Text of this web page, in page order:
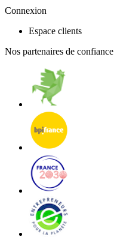
Connexion
Espace clients
Nos partenaires de confiance